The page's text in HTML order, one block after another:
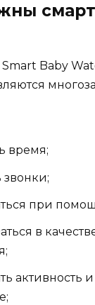
Baby
время;
звонки;
при
в
активность